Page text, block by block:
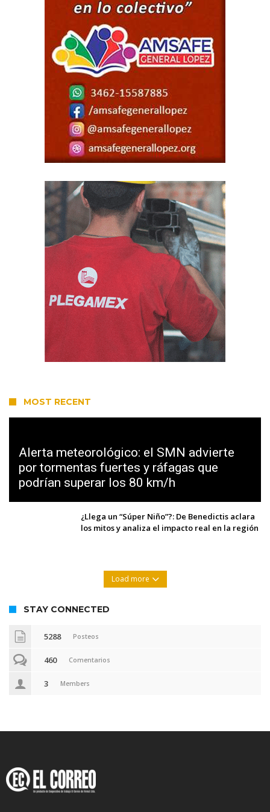
MOST RECENT
Alerta meteorológico: el SMN advierte
por tormentas fuertes y ráfagas que
podrían superar los 80 km/h
¿Llega un “Súper Niño”?: De Benedictis aclara
los mitos y analiza el impacto real en la región
Load more
STAY CONNECTED
5288 Posteos
460 Comentarios
3 Members